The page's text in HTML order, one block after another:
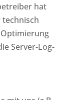
hat
Server-Log-